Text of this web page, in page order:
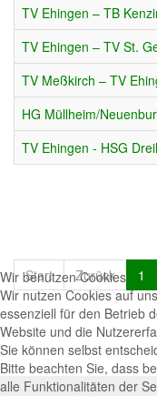
TV Ehingen – TB
TV Ehingen – TV St.
TV Meßkirch – TV
HG Müllheim/
TV Ehingen - HSG
Start Zurück 1
Wir benutzen Cookies
Wir nutzen Cookies auf
essenziell für den Betrieb
Website und die
Sie können selbst
Bitte beachten Sie, dass
alle Funktionalitäten der